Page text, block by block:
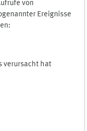
von
Ereignisse
verursacht hat